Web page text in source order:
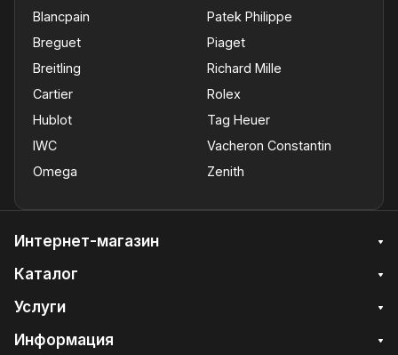
Blancpain
Breguet
Breitling
Cartier
Hublot
IWC
Omega
Patek Philippe
Piaget
Richard Mille
Rolex
Tag Heuer
Vacheron Constantin
Zenith
Интернет-магазин
Каталог
Услуги
Информация